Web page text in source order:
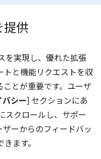
提供
を実現し、優れた拡張
トと機能リクエストを収
とが重要です。ユーザ
バシー] セクションにあ
スクロールし、サポー
ザーからのフィードバッ
ます。